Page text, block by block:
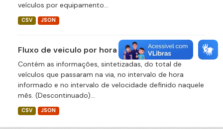
veículos por equipamento...
CSV JSON
Fluxo de veiculo por hora
Contém as informações, sintetizadas, do total de
veículos que passaram na via, no intervalo de hora
informado e no intervalo de velocidade definido naquele
mês. (Descontinuado)...
CSV JSON